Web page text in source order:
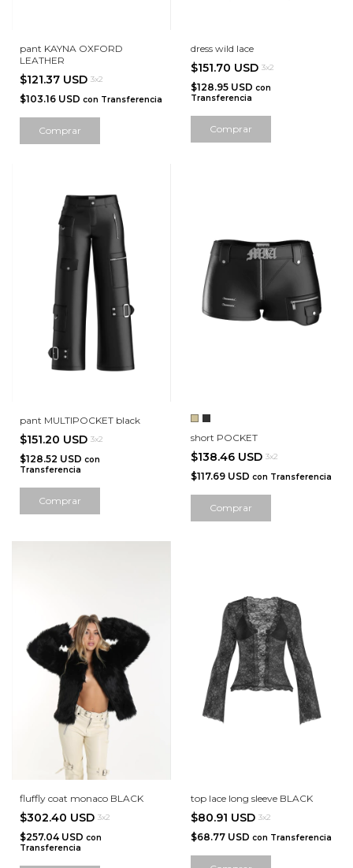
pant KAYNA OXFORD
LEATHER
$121.37 USD 3x2
$103.16 USD con Transferencia
Comprar
dress wild lace
$151.70 USD 3x2
$128.95 USD con
Transferencia
Comprar
pant MULTIPOCKET black
$151.20 USD 3x2
$128.52 USD con
Transferencia
Comprar
short POCKET
$138.46 USD 3x2
$117.69 USD con Transferencia
Comprar
fluffly coat monaco BLACK
$302.40 USD 3x2
$257.04 USD con
Transferencia
top lace long sleeve BLACK
$80.91 USD 3x2
$68.77 USD con Transferencia